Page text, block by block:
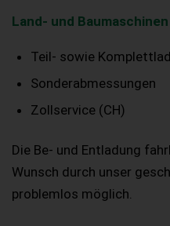
Land- und
Teil- sowie
Sonderabmessungen
Zollservice (CH)
Die Be- und Entladung
Wunsch durch unser
problemlos möglich.